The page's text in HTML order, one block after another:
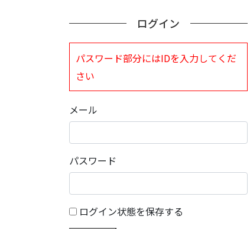
ログイン
パスワード部分にはIDを入力してくだ
さい
メール
パスワード
ログイン状態を保存する